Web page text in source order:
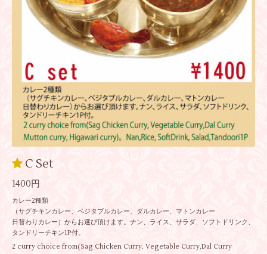
C Set
1400円
カレー2種類
（サグチキンカレー、ベジタブルカレー、ダルカレー、マトンカレー
日替わりカレー）からお選び頂けます。ナン、ライス、サラダ、ソフトドリンク、
タンドリーチキン1P付。
2 curry choice from(Sag Chicken Curry, Vegetable Curry,Dal Curry